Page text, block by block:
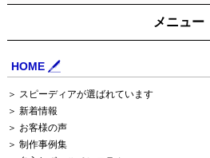
HOME
＞ スピーディアが選ばれています
＞ 新着情報
＞ お客様の声
＞ 制作事例集
メニュー